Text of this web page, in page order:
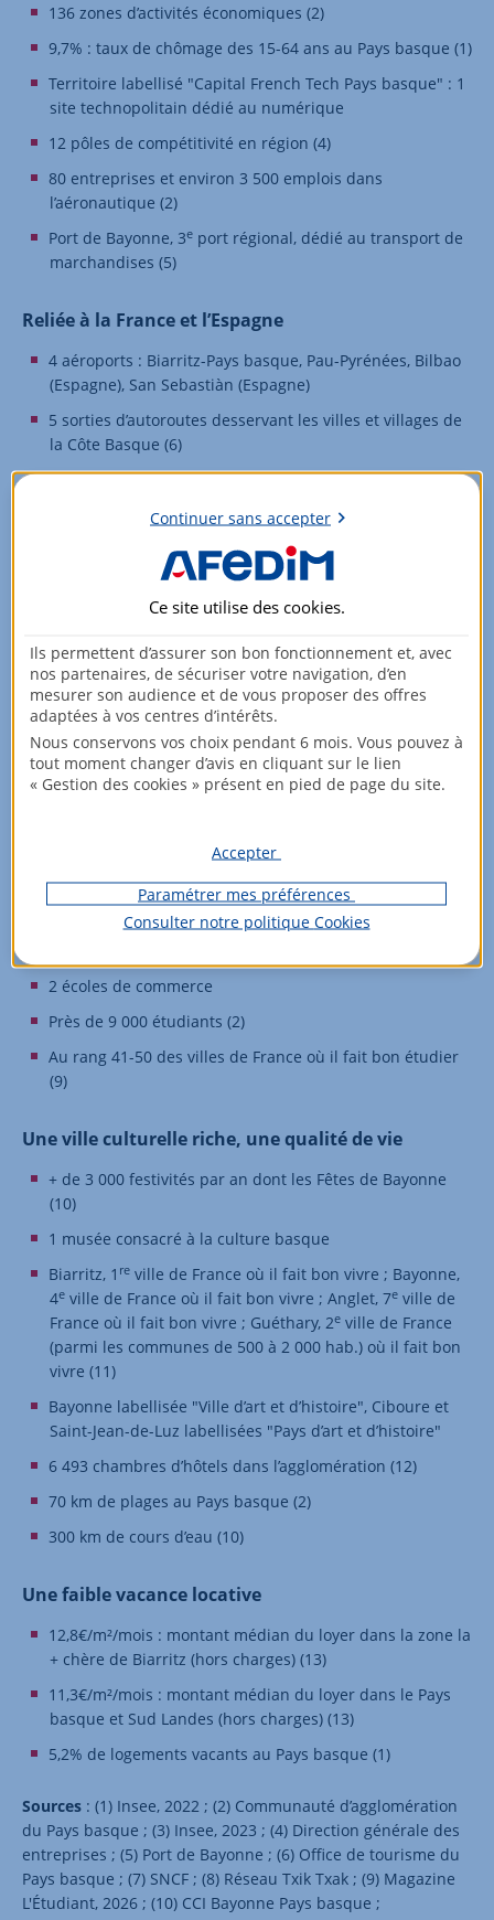
136 zones d’activités économiques (2)
9,7% : taux de chômage des 15-64 ans au Pays basque (1)
Territoire labellisé "Capital French Tech Pays basque" : 1
site technopolitain dédié au numérique
12 pôles de compétitivité en région (4)
80 entreprises et environ 3 500 emplois dans
l’aéronautique (2)
Port de Bayonne, 3e port régional, dédié au transport de
marchandises (5)
Reliée à la France et l’Espagne
4 aéroports : Biarritz-Pays basque, Pau-Pyrénées, Bilbao
(Espagne), San Sebastiàn (Espagne)
5 sorties d’autoroutes desservant les villes et villages de
la Côte Basque (6)
Gares SNCF d’Hendaye, de Biarritz, Bayonne et Saint-
Bordeaux et 4h09 de Paris ; Biarritz à 4h24 de Paris ;
Hendaye à 4h49 de Paris (7)
2 lignes de Tram’bus, 10 lignes de navettes gratuites en
été, une trentaine de lignes urbaines de bus et 1 ligne
800 vélos électriques en libre-service dans 12 communes
(2)
Deux campus au Pays basque
Université de Pau et des Pays de l’Adour (UPPA) : 5
Anglet), 1 centaine de diplômes (3 diplômes d’ingénieurs,
9 BUT, 13 licences professionnelles…), 18 unités de
recherche
1 école d’ingénieurs spécialisée dans les technologies
2 écoles de commerce
Près de 9 000 étudiants (2)
Au rang 41-50 des villes de France où il fait bon étudier
(9)
Une ville culturelle riche, une qualité de vie
+ de 3 000 festivités par an dont les Fêtes de Bayonne
(10)
1 musée consacré à la culture basque
Biarritz, 1 re ville de France où il fait bon vivre ; Bayonne,
4e ville de France où il fait bon vivre ; Anglet, 7e ville de
France où il fait bon vivre ; Guéthary, 2e ville de France
(parmi les communes de 500 à 2 000 hab.) où il fait bon
vivre (11)
Bayonne labellisée "Ville d’art et d’histoire", Ciboure et
Saint-Jean-de-Luz labellisées "Pays d’art et d’histoire"
6 493 chambres d’hôtels dans l’agglomération (12)
70 km de plages au Pays basque (2)
300 km de cours d’eau (10)
Une faible vacance locative
12,8€/m²/mois : montant médian du loyer dans la zone la
+ chère de Biarritz (hors charges) (13)
11,3€/m²/mois : montant médian du loyer dans le Pays
basque et Sud Landes (hors charges) (13)
5,2% de logements vacants au Pays basque (1)
Sources : (1) Insee, 2022 ; (2) Communauté d’agglomération
du Pays basque ; (3) Insee, 2023 ; (4) Direction générale des
entreprises ; (5) Port de Bayonne ; (6) Office de tourisme du
Pays basque ; (7) SNCF ; (8) Réseau Txik Txak ; (9) Magazine
L'Étudiant, 2026 ; (10) CCI Bayonne Pays basque ;
Continuer sans accepter
Ce site utilise des cookies.
Ils permettent d’assurer son bon fonctionnement et, avec
nos partenaires, de sécuriser votre navigation, d’en
mesurer son audience et de vous proposer des offres
adaptées à vos centres d’intérêts.
Nous conservons vos choix pendant 6 mois. Vous pouvez à
tout moment changer d’avis en cliquant sur le lien
« Gestion des cookies » présent en pied de page du site.
Accepter
Paramétrer mes préférences
Consulter notre politique Cookies